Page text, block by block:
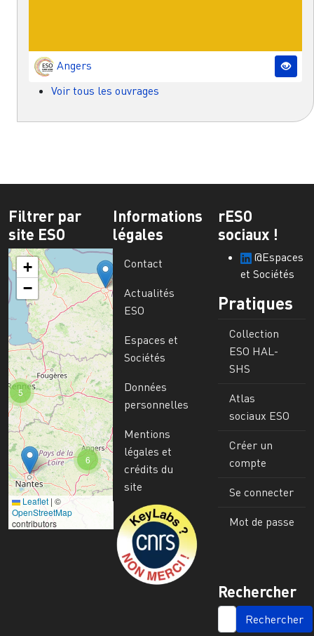
Angers
Voir tous les ouvrages
Filtrer par
site ESO
6
5
+
−
Leaflet | ©
OpenStreetMap
contributors
Informations
légales
Contact
Actualités
ESO
Espaces et
Sociétés
Données
personnelles
Mentions
légales et
crédits du
site
Image
rESO
sociaux !
@Espaces
et Sociétés
Pratiques
Collection
ESO HAL-
SHS
Atlas
sociaux ESO
Créer un
compte
Se connecter
Mot de passe
Rechercher
SEARCH